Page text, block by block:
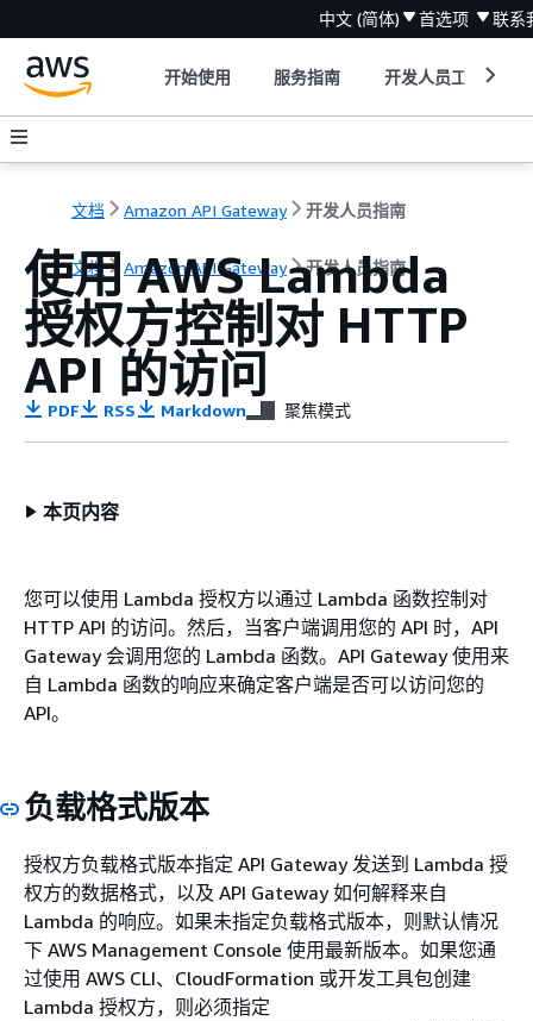
中文 (简体) 首选项 联系
开始使用 服务指南 开发人员工具
文档 Amazon API Gateway 开发人员指南
文档 Amazon API Gateway 开发人员指南
使用 AWS Lambda
授权方控制对 HTTP
API 的访问
PDF RSS Markdown 聚焦模式
本页内容
您可以使用 Lambda 授权方以通过 Lambda 函数控制对
HTTP API 的访问。然后，当客户端调用您的 API 时，API
Gateway 会调用您的 Lambda 函数。API Gateway 使用来
自 Lambda 函数的响应来确定客户端是否可以访问您的
API。
负载格式版本
授权方负载格式版本指定 API Gateway 发送到 Lambda 授
权方的数据格式，以及 API Gateway 如何解释来自
Lambda 的响应。如果未指定负载格式版本，则默认情况
下 AWS Management Console 使用最新版本。如果您通
过使用 AWS CLI、CloudFormation 或开发工具包创建
Lambda 授权方，则必须指定